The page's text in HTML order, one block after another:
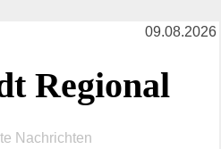
09.08.2026
Regional
Nachrichten